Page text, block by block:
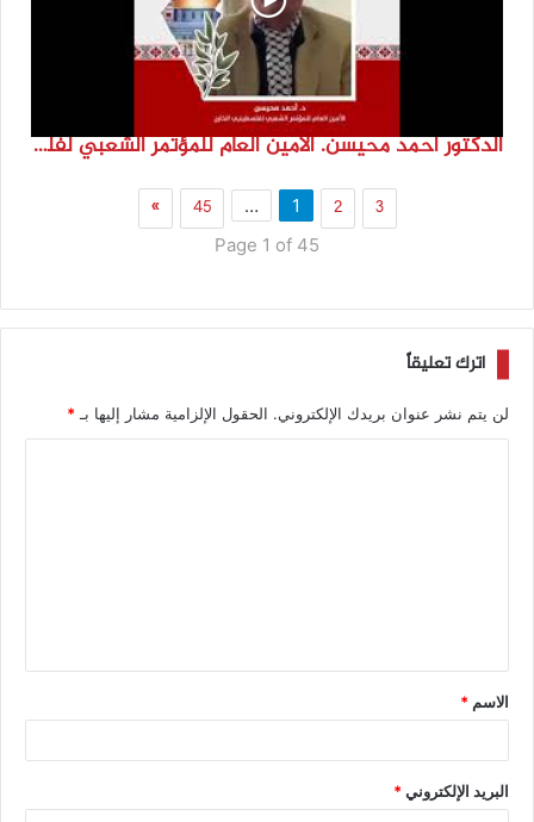
الدكتور احمد محيسن. الامين العام للمؤتمر الشعبي لفلسطينيي الخارج
1 2 3
…
45
»
Page 1 of 45
اترك تعليقاً
لن يتم نشر عنوان بريدك الإلكتروني. الحقول الإلزامية مشار إليها بـ *
الاسم *
البريد الإلكتروني*